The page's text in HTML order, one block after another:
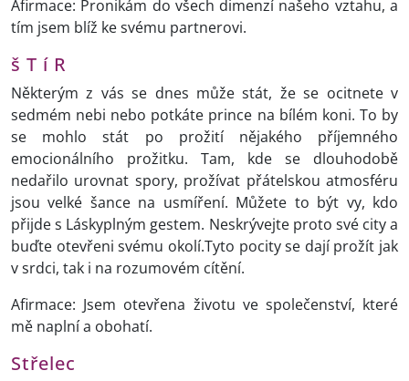
Afirmace: Pronikám do všech dimenzí našeho vztahu, a
tím jsem blíž ke svému partnerovi.
š T í R
Některým z vás se dnes může stát, že se ocitnete v
sedmém nebi nebo potkáte prince na bílém koni. To by
se mohlo stát po prožití nějakého příjemného
emocionálního prožitku. Tam, kde se dlouhodobě
nedařilo urovnat spory, prožívat přátelskou atmosféru
jsou velké šance na usmíření. Můžete to být vy, kdo
přijde s Láskyplným gestem. Neskrývejte proto své city a
buďte otevřeni svému okolí.Tyto pocity se dají prožít jak
v srdci, tak i na rozumovém cítění.
Afirmace: Jsem otevřena životu ve společenství, které
mě naplní a obohatí.
Střelec